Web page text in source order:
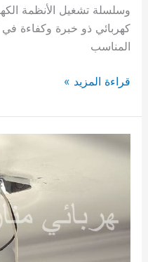
وسلسلة تشغيل الأنظمة
كهربائي ذو خبرة وكفاءة
المناسب
فني
حولي
/
69002231
الكويت
قراءة المزيد »